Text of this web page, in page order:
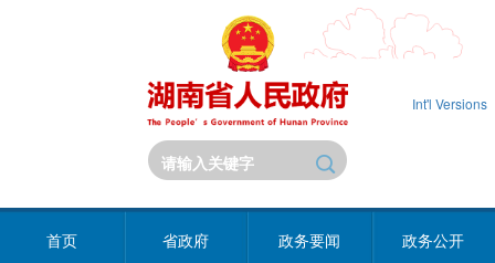
Int'l Versions
首页 省政府 政务要闻 政务公开